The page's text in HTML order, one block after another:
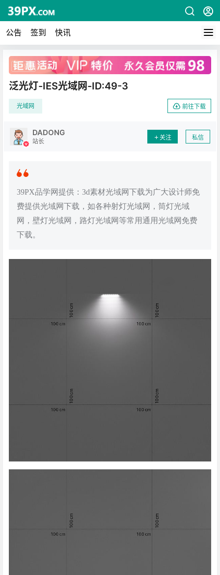
公告 签到 快讯
广告
泛光灯-IES光域网-ID:49-3
光域网 前往下载
DADONG
站长
关注 私信
39PX品学网提供：3d素材光域网下载为广大设计师免
费提供光域网下载，如各种射灯光域网，筒灯光域
网，壁灯光域网，路灯光域网等常用通用光域网免费
下载。